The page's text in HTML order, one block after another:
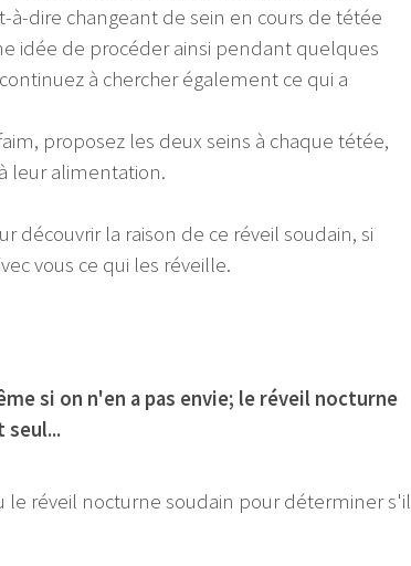
dire changeant de sein en cours de tétée
idée de procéder ainsi pendant quelques
à chercher également ce qui a
proposez les deux seins à chaque tétée,
leur alimentation.
découvrir la raison de ce réveil soudain, si
vous ce qui les réveille.
si on n'en a pas envie; le réveil nocturne
seul...
réveil nocturne soudain pour déterminer s'il